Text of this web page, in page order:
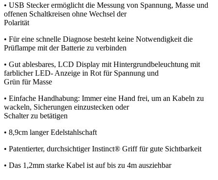
• USB Stecker ermöglicht die Messung von Spannung, Masse und
offenen Schaltkreisen ohne Wechsel der
Polarität
• Für eine schnelle Diagnose besteht keine Notwendigkeit die
Prüflampe mit der Batterie zu verbinden
• Gut ablesbares, LCD Display mit Hintergrundbeleuchtung mit
farblicher LED- Anzeige in Rot für Spannung und
Grün für Masse
• Einfache Handhabung: Immer eine Hand frei, um an Kabeln zu
wackeln, Sicherungen einzustecken oder
Schalter zu betätigen
• 8,9cm langer Edelstahlschaft
• Patentierter, durchsichtiger Instinct® Griff für gute Sichtbarkeit
• Das 1,2mm starke Kabel ist auf bis zu 4m ausziehbar